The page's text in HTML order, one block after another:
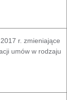
r. zmieniające
umów w rodzaju